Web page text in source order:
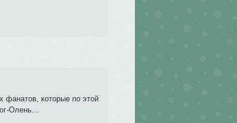
фанатов, которые по этой
Олень...